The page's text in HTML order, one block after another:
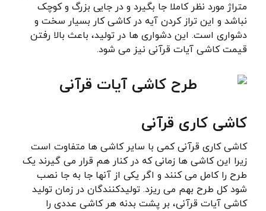
متراژ مورد نظر کاملا جا بگیرد و در جایی بزرگ و کوچک
نباشد و این تراز کردن آیه در کاشی کار بسیار سخت و
دشواری است. این دشواری ها در تولید، باعث بالا رفتن
قیمت کاشی آیات قرآنی نیز می شود.
کاشی کاری قرآنی
کاشی کاری قرآنی کمی با سایر کاشی ها متفاوت است
زیرا این کاشی ها زمانی که در کنار هم قرار می گیرند یک
طرح را کامل می کنند و اگر یکی از آنها جا به جا نصب
شود کل طرح بهم می ریزد. تولیدکنندگان در زمان تولید
کاشی آیات قرآنی، بر پشت بدنه هر کاشی عددی را